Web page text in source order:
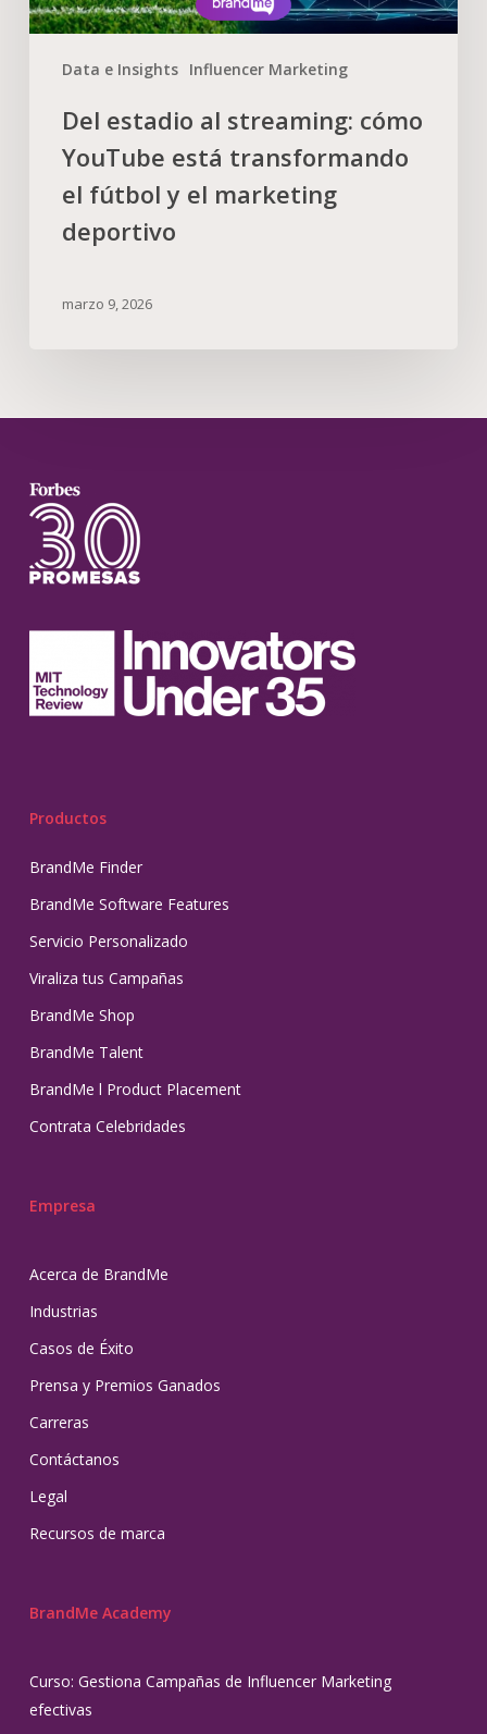
Data e Insights Influencer Marketing
Del estadio al streaming: cómo
YouTube está transformando
el fútbol y el marketing
deportivo
marzo 9, 2026
Productos
BrandMe Finder
BrandMe Software Features
Servicio Personalizado
Viraliza tus Campañas
BrandMe Shop
BrandMe Talent
BrandMe l Product Placement
Contrata Celebridades
Empresa
Acerca de BrandMe
Industrias
Casos de Éxito
Prensa y Premios Ganados
Carreras
Contáctanos
Legal
Recursos de marca
BrandMe Academy
Curso: Gestiona Campañas de Influencer Marketing
efectivas